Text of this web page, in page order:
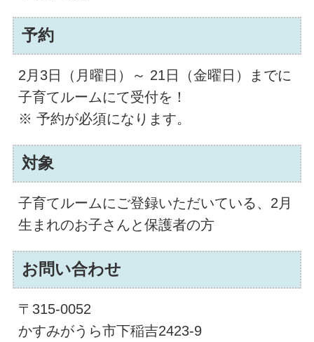
予約
2月3日（月曜日）～ 21日（金曜日）までに
子育てルームにて受付を！
※ 予約が必須になります。
対象
子育てルームにご登録いただいている、2月
生まれのお子さんと保護者の方
お問い合わせ
〒315-0052
かすみがうら市下稲吉2423-9